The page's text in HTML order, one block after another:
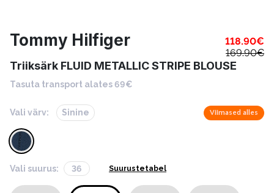
Tommy Hilfiger 118.90€
169.90€
Triiksärk FLUID METALLIC STRIPE BLOUSE
Tasuta transport alates 69€
Vali värv: Sinine Viimased alles
Vali suurus: 36 Suurustetabel